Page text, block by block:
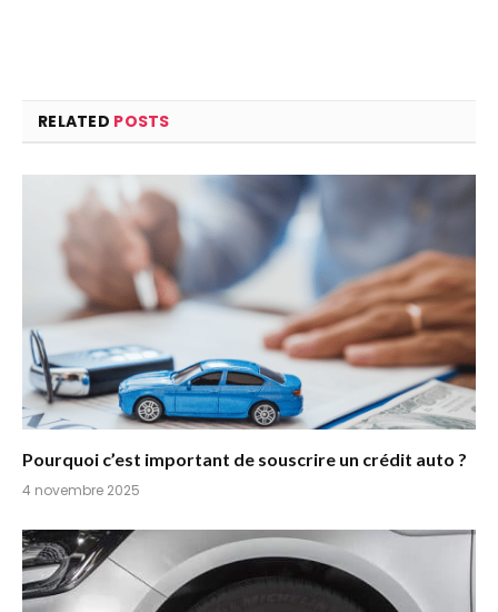
RELATED POSTS
Pourquoi c’est important de souscrire un crédit auto ?
4 novembre 2025